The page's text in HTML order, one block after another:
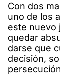
Con dos
uno de los
este nuevo
quedar
darse que
decisión,